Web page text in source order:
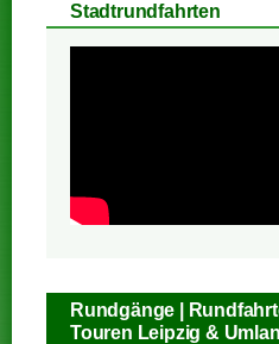
Stadtrundfahrten
Rundgänge |
Touren Leipzig &